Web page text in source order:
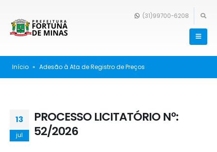
(31)99700-6208
Início » Adesão à Ata de Registro de Preços
13
jul
PROCESSO LICITATÓRIO Nº:
52/2026